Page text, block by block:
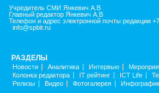
Учредитель СМИ Янкевич А.В
Главный редактор Янкевич А.В
Телефон и адрес электронной почты редакции
info@spbit.ru
РАЗДЕЛЫ
Новости Аналитика Интервью
Колонка редактора
IT рейтинг ICT Life
Релизы
Видео Фотогалерея